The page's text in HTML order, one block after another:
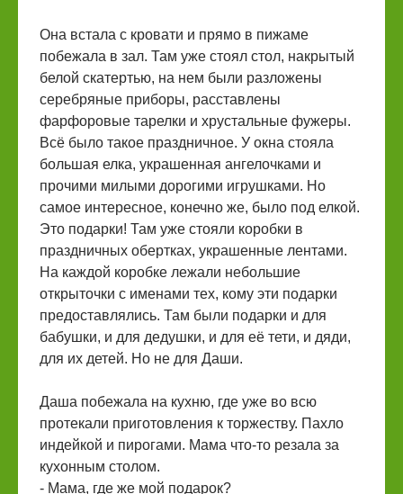
Она встала с кровати и прямо в пижаме
побежала в зал. Там уже стоял стол, накрытый
белой скатертью, на нем были разложены
серебряные приборы, расставлены
фарфоровые тарелки и хрустальные фужеры.
Всё было такое праздничное. У окна стояла
большая елка, украшенная ангелочками и
прочими милыми дорогими игрушками. Но
самое интересное, конечно же, было под елкой.
Это подарки! Там уже стояли коробки в
праздничных обертках, украшенные лентами.
На каждой коробке лежали небольшие
открыточки с именами тех, кому эти подарки
предоставлялись. Там были подарки и для
бабушки, и для дедушки, и для её тети, и дяди,
для их детей. Но не для Даши.
Даша побежала на кухню, где уже во всю
протекали приготовления к торжеству. Пахло
индейкой и пирогами. Мама что-то резала за
кухонным столом.
- Мама, где же мой подарок?